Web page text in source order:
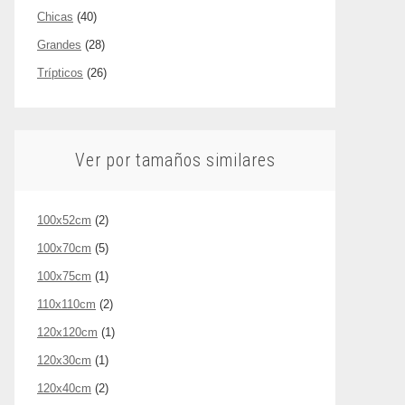
Chicas (40)
Grandes (28)
Trípticos (26)
Ver por tamaños similares
100x52cm (2)
100x70cm (5)
100x75cm (1)
110x110cm (2)
120x120cm (1)
120x30cm (1)
120x40cm (2)